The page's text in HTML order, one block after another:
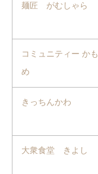
麺匠 がむしゃら
コミュニティー かも
め
きっちんかわ
大衆食堂 きよし